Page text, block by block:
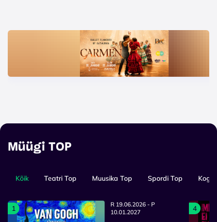
Müügi TOP
Kõik Teatri Top Muusika Top Spordi Top
1
R 19.06.2026 - P
10.01.2027
4